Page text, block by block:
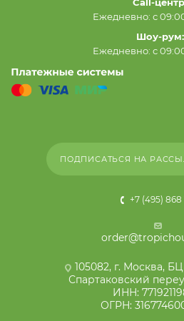
Call-
Ежедневно: с
Шоу-рум:
Ежедневно: с
ПОДПИСАТЬСЯ НА
+7 (495) 868
105082, г. Москва,
Спартаковский
ИНН:
ОГРН: